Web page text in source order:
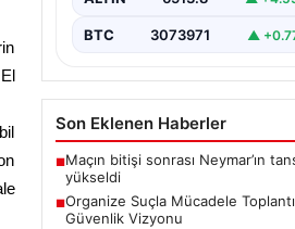
BTC 3073971 ▲
Son Eklenen Haberler
■Maçın bitişi sonrası Neymar’ın
yükseldi
■Organize Suçla Mücadele
Güvenlik Vizyonu